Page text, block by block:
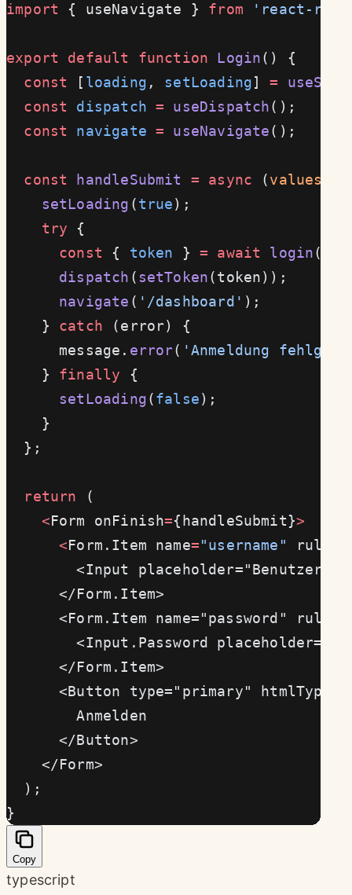
import { useNavigate } from 'react-
export default function Login() {
  const
[ loading , setLoading] =
  const
dispatch = useDispatch();
  const
navigate = useNavigate();
  const
handleSubmit = async (values
    setLoading
(true);
    try
{
      const
{ token } = await login
      dispatch
(setToken(token));
      navigate
( '/dashboard' );
    }
catch (error) {
      message.
error( 'Anmeldung
    }
finally {
      setLoading
(false);
    }
  };
  return
(
    <
Form onFinish={handleSubmit}>
      <
Form.Item name="username" rules
<Input
      </Form.Item>
<Form.Item name="password"
<Input.Password
      </Form.Item>
<Button type="primary"
        Anmelden
      </Button>
    </Form>
  );
}
Copy
typescript